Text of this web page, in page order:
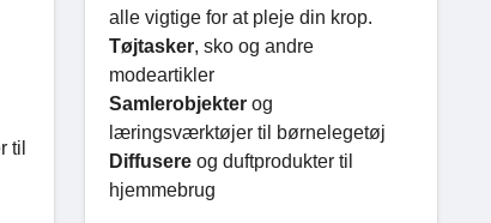
til
alle vigtige for at pleje din krop.
Tøjtasker, sko og andre
modeartikler
Samlerobjekter og
læringsværktøjer til børnelegetøj
Diffusere og duftprodukter til
hjemmebrug